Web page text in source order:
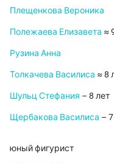
Плещенкова Вероника
Полежаева Елизавета ≈
Рузина Анна
Толкачева Василиса ≈ 8
Шульц Стефания – 8 лет
Щербакова Василиса –
юный фигурист